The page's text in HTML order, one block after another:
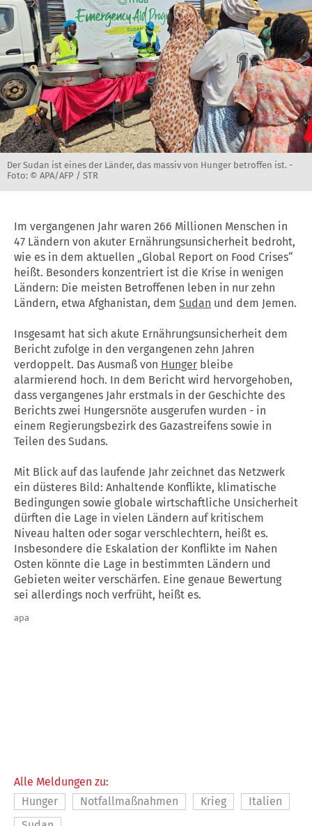
Der Sudan ist eines der Länder, das massiv von Hunger betroffen ist. -
Foto: © APA/AFP / STR
Im vergangenen Jahr waren 266 Millionen Menschen in
47 Ländern von akuter Ernährungsunsicherheit bedroht,
wie es in dem aktuellen „Global Report on Food Crises“
heißt. Besonders konzentriert ist die Krise in wenigen
Ländern: Die meisten Betroffenen leben in nur zehn
Ländern, etwa Afghanistan, dem Sudan und dem Jemen.
Insgesamt hat sich akute Ernährungsunsicherheit dem
Bericht zufolge in den vergangenen zehn Jahren
verdoppelt. Das Ausmaß von Hunger bleibe
alarmierend hoch. In dem Bericht wird hervorgehoben,
dass vergangenes Jahr erstmals in der Geschichte des
Berichts zwei Hungersnöte ausgerufen wurden - in
einem Regierungsbezirk des Gazastreifens sowie in
Teilen des Sudans.
Mit Blick auf das laufende Jahr zeichnet das Netzwerk
ein düsteres Bild: Anhaltende Konflikte, klimatische
Bedingungen sowie globale wirtschaftliche Unsicherheit
dürften die Lage in vielen Ländern auf kritischem
Niveau halten oder sogar verschlechtern, heißt es.
Insbesondere die Eskalation der Konflikte im Nahen
Osten könnte die Lage in bestimmten Ländern und
Gebieten weiter verschärfen. Eine genaue Bewertung
sei allerdings noch verfrüht, heißt es.
apa
Alle Meldungen zu:
Hunger
Notfallmaßnahmen Krieg
Italien